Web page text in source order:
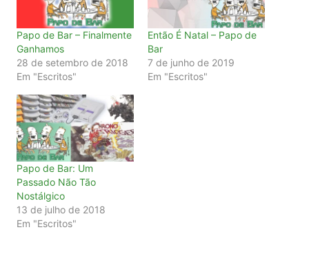
Papo de Bar – Finalmente
Ganhamos
28 de setembro de 2018
Em "Escritos"
Então É Natal – Papo de
Bar
7 de junho de 2019
Em "Escritos"
Papo de Bar: Um
Passado Não Tão
Nostálgico
13 de julho de 2018
Em "Escritos"